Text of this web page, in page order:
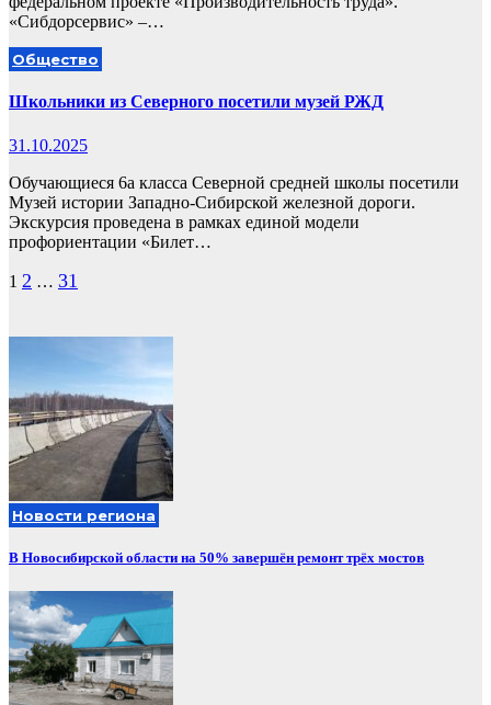
«Сибдорсервис» –…
Общество
Школьники из Северного посетили музей РЖД
31.10.2025
Обучающиеся 6а класса Северной средней школы посетили
Музей истории Западно-Сибирской железной дороги.
Экскурсия проведена в рамках единой модели
профориентации «Билет…
Пагинация
1 2 … 31
Новости региона
В Новосибирской области на 50% завершён ремонт трёх мостов